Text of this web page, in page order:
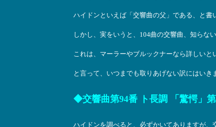
ハイドンといえば「交響曲の父」である、と書
しかし、実をいうと、104曲の交響曲、知らな
これは、マーラーやブルックナーなら詳しいと
と言って、いつまでも取りあげない訳にはいき
◆交響曲第94番 ト長調 「驚愕」第
ハイドンを調べると、必ずかいてありますが、